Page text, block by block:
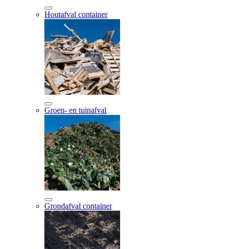
Houtafval container
Groen- en tuinafval
Grondafval container